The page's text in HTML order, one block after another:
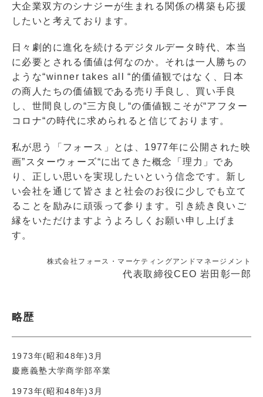
大企業双方のシナジーが生まれる関係の構築も応援
したいと考えております。
日々劇的に進化を続けるデジタルデータ時代、本当
に必要とされる価値は何なのか。それは一人勝ちの
ような“winner takes all “的価値観ではなく、日本
の商人たちの価値観である売り手良し、買い手良
し、世間良しの“三方良し“の価値観こそが“アフター
コロナ“の時代に求められると信じております。
私が思う「フォース」とは、1977年に公開された映
画”スターウォーズ“に出てきた概念「理力」であ
り、正しい思いを実現したいという信念です。新し
い会社を通じて皆さまと社会のお役に少しでも立て
ることを励みに頑張って参ります。引き続き良いご
縁をいただけますようよろしくお願い申し上げま
す。
株式会社フォース・マーケティングアンドマネージメント
代表取締役CEO 岩田彰一郎
略歴
1973年(昭和48年)3月
慶應義塾大学商学部卒業
1973年(昭和48年)3月